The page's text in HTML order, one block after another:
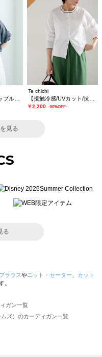
Te chichi
【接触冷感/UVカット/抗菌防臭】14G綿ポリクルーカーディガン《新色追加》
￥2,200 -50%OFF-
見る
る
ラウスやニット・セーター
カット
。
ガン一覧
ズ）のカーディガン一覧
サモスモス）のカーディガン一覧